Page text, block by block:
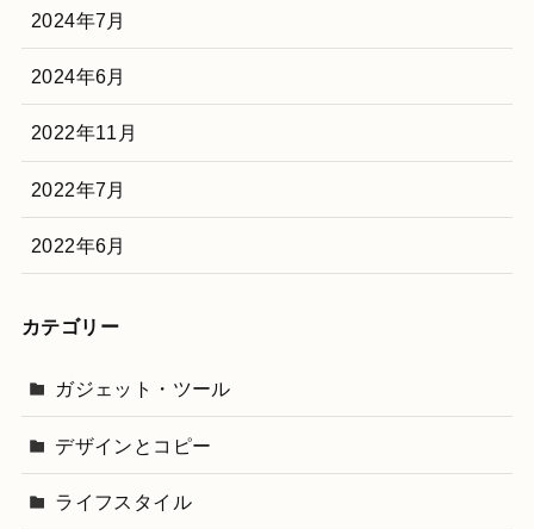
2024年7月
2024年6月
2022年11月
2022年7月
2022年6月
カテゴリー
ガジェット・ツール
デザインとコピー
ライフスタイル